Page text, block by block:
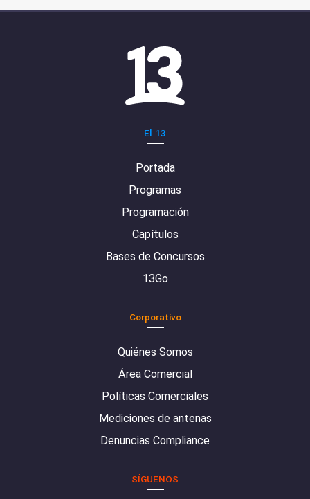
El 13
Portada
Programas
Programación
Capítulos
Bases de Concursos
13Go
Corporativo
Quiénes Somos
Área Comercial
Políticas Comerciales
Mediciones de antenas
Denuncias Compliance
SÍGUENOS